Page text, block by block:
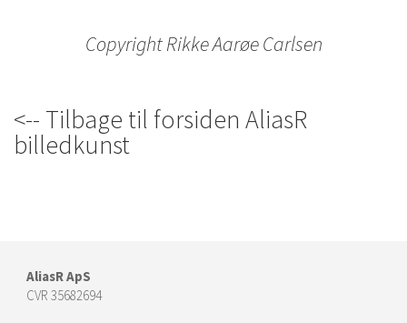
Copyright Rikke Aarøe Carlsen
<-- Tilbage til forsiden AliasR
billedkunst
AliasR ApS
CVR 35682694